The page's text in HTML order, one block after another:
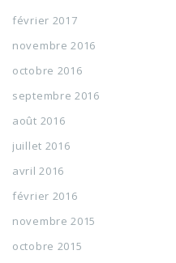
février 2017
novembre 2016
octobre 2016
septembre 2016
août 2016
juillet 2016
avril 2016
février 2016
novembre 2015
octobre 2015